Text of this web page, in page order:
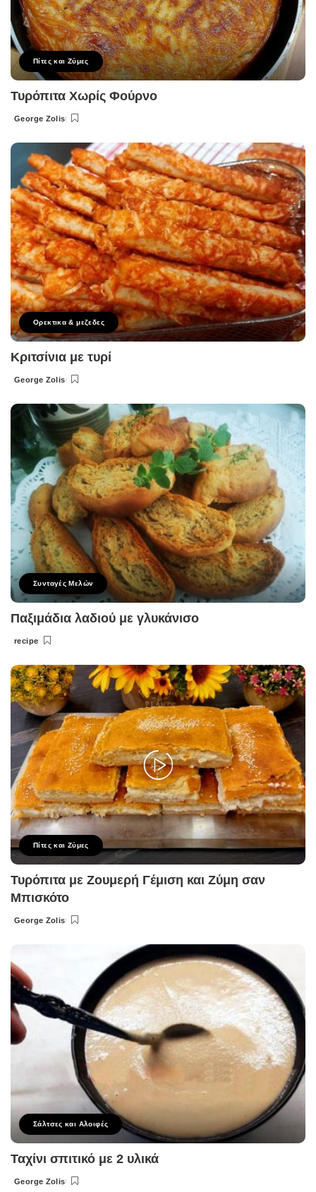
Πίτες και Ζύμες
Τυρόπιτα Χωρίς Φούρνο
Posted
George Zolis
Ορεκτικα & μεζεδες
Κριτσίνια με τυρί
Posted
George Zolis
Συνταγές Μελών
Παξιμάδια λαδιού με γλυκάνισο
Posted
recipe
Πίτες και Ζύμες
Τυρόπιτα με Ζουμερή Γέμιση και Ζύμη σαν
Μπισκότο
Posted
George Zolis
Σάλτσες και Αλοιφές
Ταχίνι σπιτικό με 2 υλικά
Posted
George Zolis